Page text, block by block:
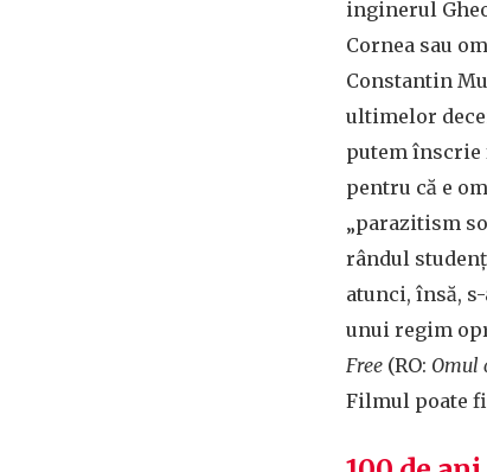
inginerul
Cornea sau
Constantin
ultimelor
putem înscrie
pentru că e
„parazitism
rândul
atunci, însă,
unui regim
Free (RO: Omul
Filmul poate